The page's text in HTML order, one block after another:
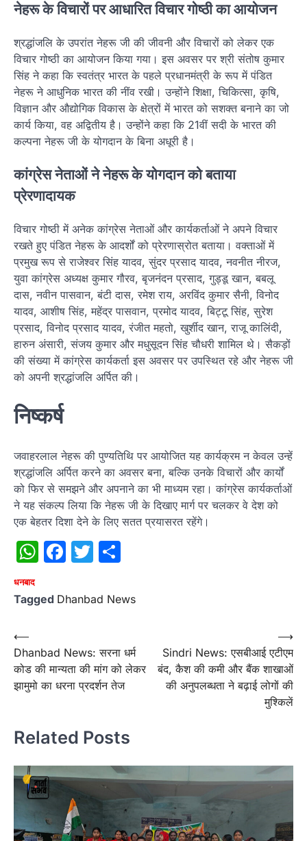
नेहरू के विचारों पर आधारित विचार गोष्ठी का आयोजन
श्रद्धांजलि के उपरांत नेहरू जी की जीवनी और विचारों को लेकर एक
विचार गोष्ठी का आयोजन किया गया। इस अवसर पर श्री संतोष कुमार
सिंह ने कहा कि स्वतंत्र भारत के पहले प्रधानमंत्री के रूप में पंडित
नेहरू ने आधुनिक भारत की नींव रखी। उन्होंने शिक्षा, चिकित्सा, कृषि,
विज्ञान और औद्योगिक विकास के क्षेत्रों में भारत को सशक्त बनाने का जो
कार्य किया, वह अद्वितीय है। उन्होंने कहा कि 21वीं सदी के भारत की
कल्पना नेहरू जी के योगदान के बिना अधूरी है।
कांग्रेस नेताओं ने नेहरू के योगदान को बताया
प्रेरणादायक
विचार गोष्ठी में अनेक कांग्रेस नेताओं और कार्यकर्ताओं ने अपने विचार
रखते हुए पंडित नेहरू के आदर्शों को प्रेरणास्रोत बताया। वक्ताओं में
प्रमुख रूप से राजेश्वर सिंह यादव, सुंदर प्रसाद यादव, नवनीत नीरज,
युवा कांग्रेस अध्यक्ष कुमार गौरव, बृजनंदन प्रसाद, गुड्डू खान, बबलू
दास, नवीन पासवान, बंटी दास, रमेश राय, अरविंद कुमार सैनी, विनोद
यादव, आशीष सिंह, महेंद्र पासवान, प्रमोद यादव, बिट्टू सिंह, सुरेश
प्रसाद, विनोद प्रसाद यादव, रंजीत महतो, खुर्शीद खान, राजू कालिंदी,
हारुन अंसारी, संजय कुमार और मधुसूदन सिंह चौधरी शामिल थे। सैकड़ों
की संख्या में कांग्रेस कार्यकर्ता इस अवसर पर उपस्थित रहे और नेहरू जी
को अपनी श्रद्धांजलि अर्पित की।
निष्कर्ष
जवाहरलाल नेहरू की पुण्यतिथि पर आयोजित यह कार्यक्रम न केवल उन्हें
श्रद्धांजलि अर्पित करने का अवसर बना, बल्कि उनके विचारों और कार्यों
को फिर से समझने और अपनाने का भी माध्यम रहा। कांग्रेस कार्यकर्ताओं
ने यह संकल्प लिया कि नेहरू जी के दिखाए मार्ग पर चलकर वे देश को
एक बेहतर दिशा देने के लिए सतत प्रयासरत रहेंगे।
WhatsApp
Facebook
Twitter
धनबाद
Tagged Dhanbad News
Post
navigation
⟵
Dhanbad News: सरना धर्म
कोड की मान्यता की मांग को लेकर
झामुमो का धरना प्रदर्शन तेज
Sindri News: एसबीआई एटीएम
बंद, कैश की कमी और बैंक शाखाओं
की अनुपलब्धता ने बढ़ाई लोगों की
मुश्किलें
⟶
Related Posts